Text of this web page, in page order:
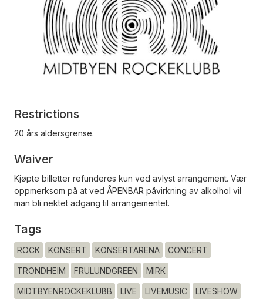
Restrictions
20 års aldersgrense.
Waiver
Kjøpte billetter refunderes kun ved avlyst arrangement. Vær
oppmerksom på at ved ÅPENBAR påvirkning av alkolhol vil
man bli nektet adgang til arrangementet.
Tags
ROCK KONSERT KONSERTARENA CONCERT
TRONDHEIM FRULUNDGREEN MIRK
MIDTBYENROCKEKLUBB LIVE LIVEMUSIC LIVESHOW